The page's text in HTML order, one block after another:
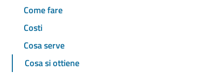
Come fare
Costi
Cosa serve
Cosa si ottiene